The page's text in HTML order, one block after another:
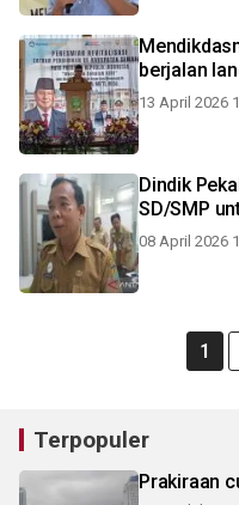
berjalan
13 April 2026
Dindik
SD/SMP
08 April 2026
1
Terpopuler
Prakiraan